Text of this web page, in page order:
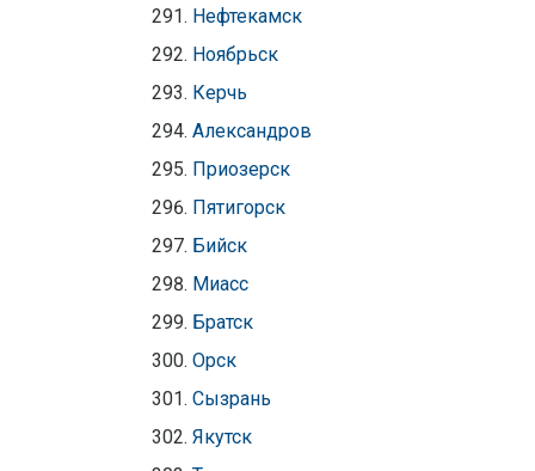
Нефтекамск
Ноябрьск
Керчь
Александров
Приозерск
Пятигорск
Бийск
Миасс
Братск
Орск
Сызрань
Якутск